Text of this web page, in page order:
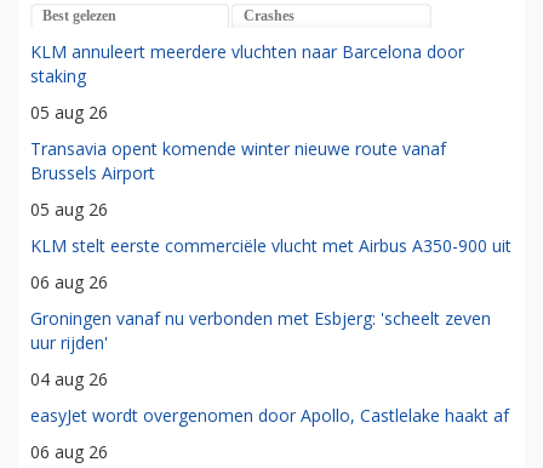
Best gelezen Crashes
KLM annuleert meerdere vluchten naar Barcelona door
staking
05 aug 26
Transavia opent komende winter nieuwe route vanaf
Brussels Airport
05 aug 26
KLM stelt eerste commerciële vlucht met Airbus A350-900 uit
06 aug 26
Groningen vanaf nu verbonden met Esbjerg: 'scheelt zeven
uur rijden'
04 aug 26
easyJet wordt overgenomen door Apollo, Castlelake haakt af
06 aug 26